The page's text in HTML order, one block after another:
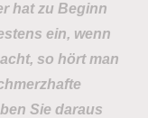
hat zu Beginn
ein, wenn
so hört man
Sie daraus